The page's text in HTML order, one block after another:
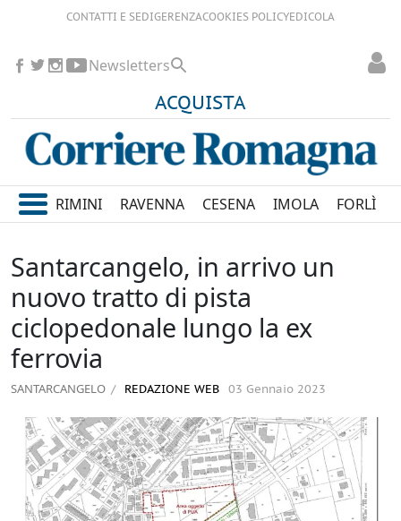
CONTATTI E SEDIGERENZACOOKIES POLICYEDICOLA
ACQUISTA
Newsletters
RIMINI RAVENNA CESENA IMOLA FORLÌ
Santarcangelo, in arrivo un
nuovo tratto di pista
ciclopedonale lungo la ex
ferrovia
SANTARCANGELO REDAZIONE WEB 03 Gennaio 2023